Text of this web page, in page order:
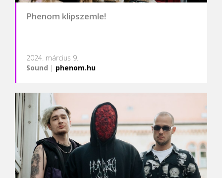
Phenom klipszemle!
2024. március 9.
Sound | phenom.hu